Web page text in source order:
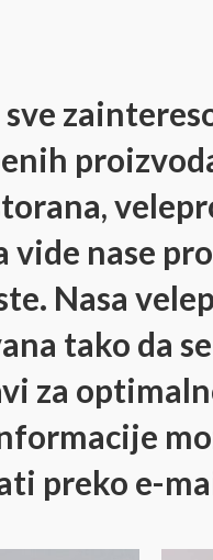
vide nase
Nasa
tako da
za
preko e-